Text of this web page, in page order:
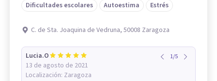
Dificultades escolares
Autoestima Estrés
C. de Sta. Joaquina de Vedruna, 50008 Zaragoza
Lucia.O
13 de agosto de 2021
Localización: Zaragoza
1/5